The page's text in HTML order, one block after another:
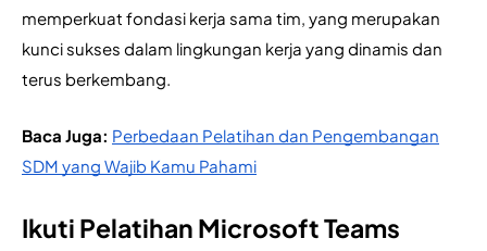
memperkuat fondasi kerja sama tim, yang merupakan
kunci sukses dalam lingkungan kerja yang dinamis dan
terus berkembang.
Baca Juga: Perbedaan Pelatihan dan Pengembangan
SDM yang Wajib Kamu Pahami
Ikuti Pelatihan Microsoft Teams